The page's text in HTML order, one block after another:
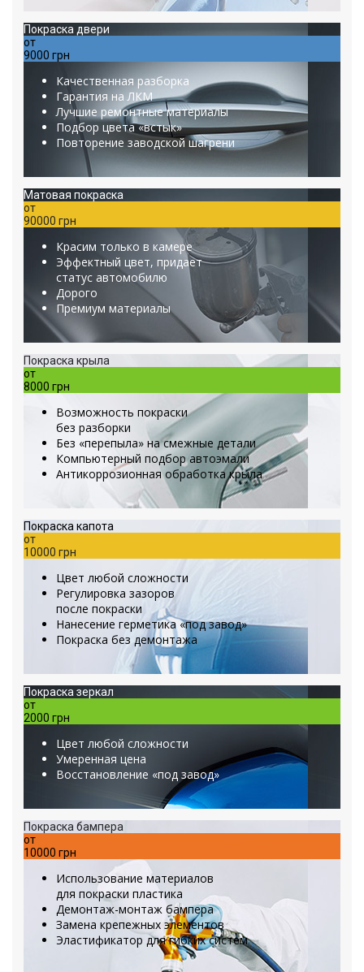
Покраска двери
от
9000 грн
Качественная разборка
Гарантия на ЛКМ
Лучшие ремонтные материалы
Подбор цвета «встык»
Повторение заводской шагрени
Матовая покраска
от
90000 грн
Красим только в камере
Эффектный цвет, придает
статус автомобилю
Дорого
Премиум материалы
Покраска крыла
от
8000 грн
Возможность покраски
без разборки
Без «перепыла» на смежные детали
Компьютерный подбор автоэмали
Антикоррозионная обработка крыла
Покраска капота
от
10000 грн
Цвет любой сложности
Регулировка зазоров
после покраски
Нанесение герметика «под завод»
Покраска без демонтажа
Покраска зеркал
от
2000 грн
Цвет любой сложности
Умеренная цена
Восстановление «под завод»
Покраска бампера
от
10000 грн
Использование материалов
для покраски пластика
Демонтаж-монтаж бампера
Замена крепежных элементов
Эластификатор для гибких систем